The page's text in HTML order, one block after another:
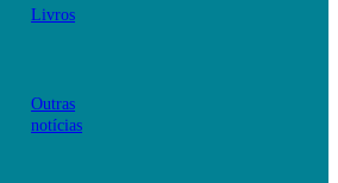
Livros
Outras
notícias